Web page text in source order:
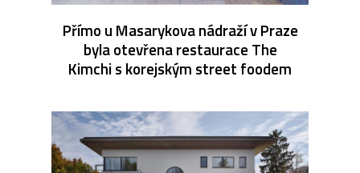
Přímo u Masarykova nádraží v Praze
byla otevřena restaurace The
Kimchi s korejským street foodem